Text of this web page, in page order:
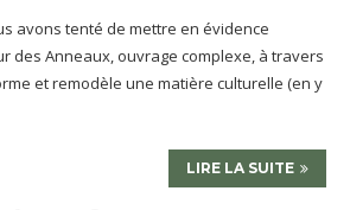
avons tenté de mettre en évidence
des Anneaux, ouvrage complexe, à travers
et remodèle une matière culturelle (en y
LIRE LA SUITE